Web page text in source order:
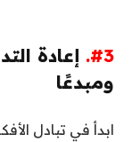
#3. إعادة
ومبدعًا
ابدأ في تبادل